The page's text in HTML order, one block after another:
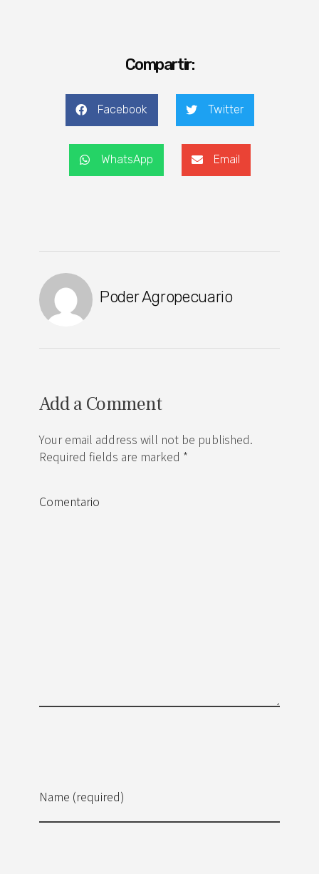
Compartir:
Facebook Twitter
WhatsApp Email
Poder Agropecuario
Add a Comment
Your email address will not be published.
Required fields are marked *
Name (required)
Comentario